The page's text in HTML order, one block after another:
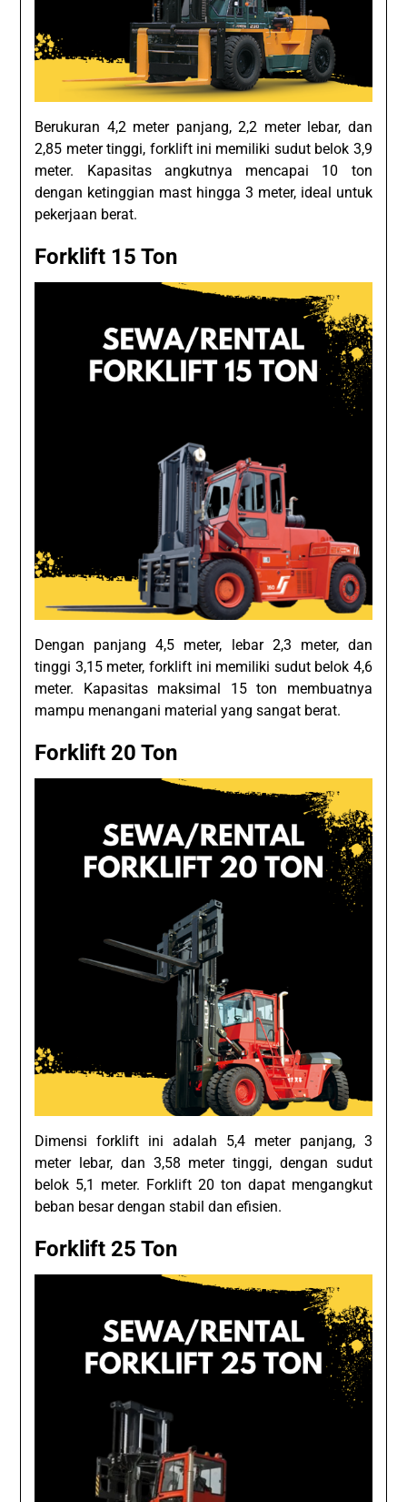
Berukuran 4,2 meter panjang, 2,2 meter lebar, dan
2,85 meter tinggi, forklift ini memiliki sudut belok 3,9
meter. Kapasitas angkutnya mencapai 10 ton
dengan ketinggian mast hingga 3 meter, ideal untuk
pekerjaan berat.
Forklift 15 Ton
Dengan panjang 4,5 meter, lebar 2,3 meter, dan
tinggi 3,15 meter, forklift ini memiliki sudut belok 4,6
meter. Kapasitas maksimal 15 ton membuatnya
mampu menangani material yang sangat berat.
Forklift 20 Ton
Dimensi forklift ini adalah 5,4 meter panjang, 3
meter lebar, dan 3,58 meter tinggi, dengan sudut
belok 5,1 meter. Forklift 20 ton dapat mengangkut
beban besar dengan stabil dan efisien.
Forklift 25 Ton